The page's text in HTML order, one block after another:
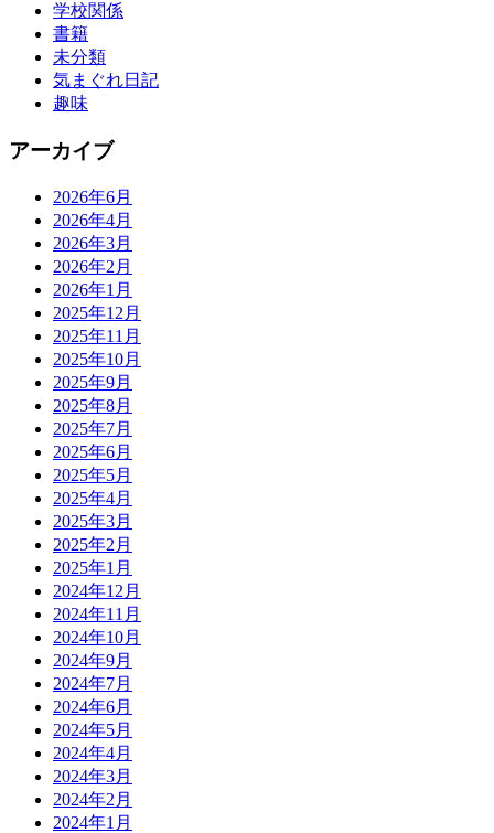
学校関係
書籍
未分類
気まぐれ日記
趣味
アーカイブ
2026年6月
2026年4月
2026年3月
2026年2月
2026年1月
2025年12月
2025年11月
2025年10月
2025年9月
2025年8月
2025年7月
2025年6月
2025年5月
2025年4月
2025年3月
2025年2月
2025年1月
2024年12月
2024年11月
2024年10月
2024年9月
2024年7月
2024年6月
2024年5月
2024年4月
2024年3月
2024年2月
2024年1月